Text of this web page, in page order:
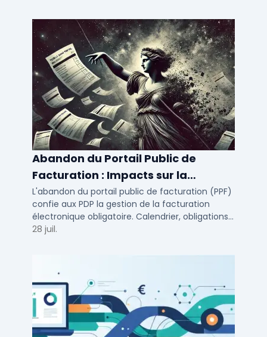
Abandon du Portail Public de
Facturation : Impacts sur la
Facturation Électronique
Obligatoire
L'abandon du portail public de facturation (PPF)
confie aux PDP la gestion de la facturation
électronique obligatoire. Calendrier, obligations
et solutions pour TPE, PME et ETI.
28 juil.